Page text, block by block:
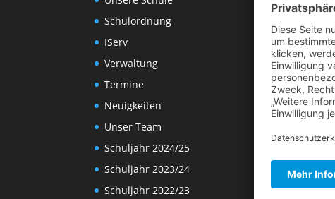
Schulordnung
IServ
Verwaltung
Termine
Neuigkeiten
Unser Team
Schuljahr 2024/25
Schuljahr 2023/24
Schuljahr 2022/23